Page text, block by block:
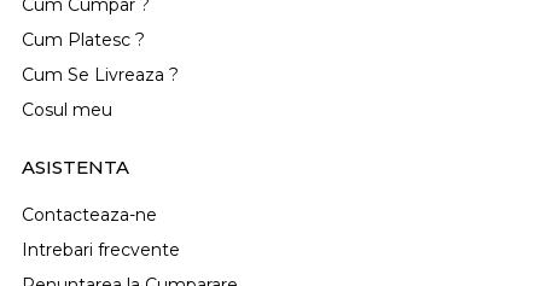
Cum Cumpar ?
Cum Platesc ?
Cum Se Livreaza ?
Cosul meu
ASISTENTA
Contacteaza-ne
Intrebari frecvente